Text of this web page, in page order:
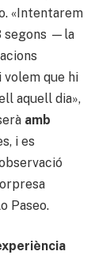
«Intentarem
segons —la
volem que hi
aquell dia»,
amb
i es
Paseo.